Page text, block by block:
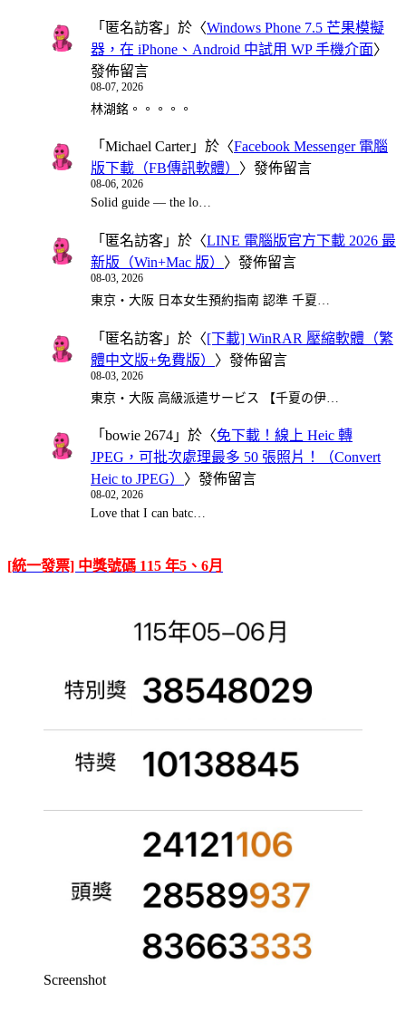
「 匿名訪客 」於〈Windows Phone 7.5 芒果模擬
器，在 iPhone、Android 中試用 WP 手機介面〉
發佈留言
08-07, 2026
林湖銘。。。。。
「 Michael Carter」於〈Facebook Messenger 電腦
版下載（FB傳訊軟體） 〉發佈留言
08-06, 2026
Solid guide — the lo…
「 匿名訪客 」於〈LINE 電腦版官方下載 2026 最
新版（Win+Mac 版） 〉發佈留言
08-03, 2026
東京・大阪 日本女生預約指南 認準 千夏…
「 匿名訪客 」於〈[下載] WinRAR 壓縮軟體（繁
體中文版+免費版） 〉發佈留言
08-03, 2026
東京・大阪 高級派遣サービス 【千夏の伊…
「 bowie 2674 」於〈免下載！線上 Heic 轉
JPEG，可批次處理最多 50 張照片！（Convert
Heic to JPEG） 〉發佈留言
08-02, 2026
Love that I can batc…
[統一發票] 中獎號碼 115 年5、6月
Screenshot